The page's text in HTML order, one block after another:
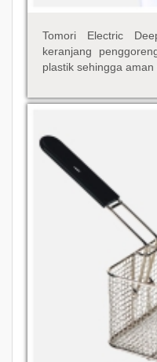
Tomori Electric
keranjang
plastik sehingga aman